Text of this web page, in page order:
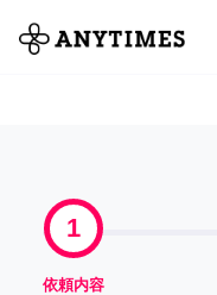
全て
1
依頼内容